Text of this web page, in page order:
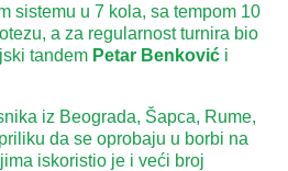
sistemu u 7 kola, sa tempom 10
a za regularnost turnira bio
tandem Petar Benković i
iz Beograda, Šapca, Rume,
da se oprobaju u borbi na
iskoristio je i veći broj